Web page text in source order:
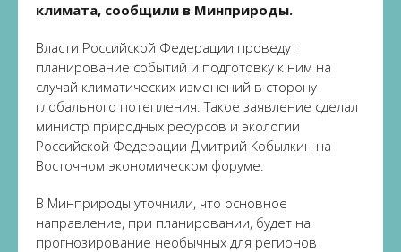
климата, сообщили в Минприроды.
Власти Российской Федерации проведут
планирование событий и подготовку к ним на
случай климатических изменений в сторону
глобального потепления. Такое заявление сделал
министр природных ресурсов и экологии
Российской Федерации Дмитрий Кобылкин на
Восточном экономическом форуме.
В Минприроды уточнили, что основное
направление, при планировании, будет на
прогнозирование необычных для регионов